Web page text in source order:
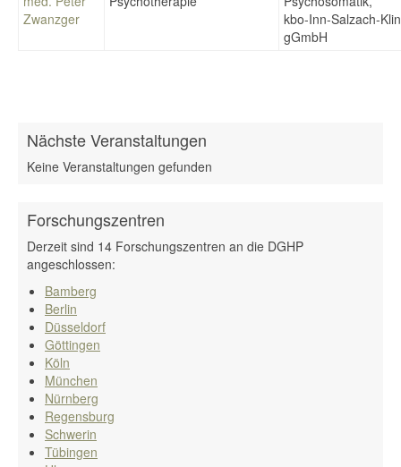
Zwanzger
kbo-Inn-Salzach-
gGmbH
Nächste Veranstaltungen
Keine Veranstaltungen gefunden
Forschungszentren
Derzeit sind 14 Forschungszentren an die DGHP
angeschlossen:
Bamberg
Berlin
Düsseldorf
Göttingen
Köln
München
Nürnberg
Regensburg
Schwerin
Tübingen